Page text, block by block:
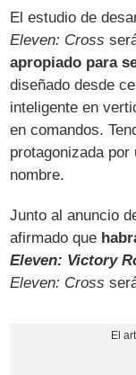
El estudio de
Eleven: Cross
apropiado para
diseñado desde
inteligente en
en comandos.
protagonizada por
nombre.
Junto al anuncio
afirmado que
Eleven: Victory
Eleven: Cross